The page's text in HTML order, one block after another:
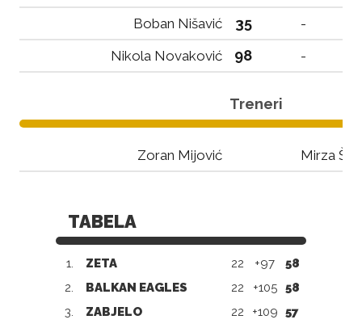
Boban Nišavić
35
-
Nikola Novaković
98 -
Treneri
Zoran Mijović Mirza
TABELA
1. ZETA 22 +97
58
2.
BALKAN EAGLES 22 +105 58
3.
ZABJELO 22 +109 57